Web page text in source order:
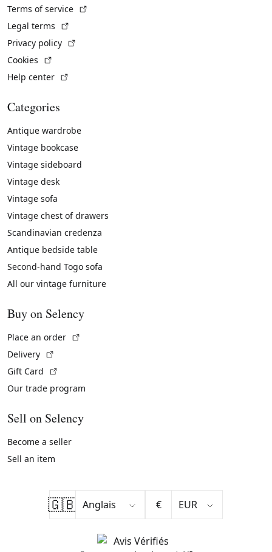
Terms of service
Legal terms
Privacy policy
Cookies
Help center
Categories
Antique wardrobe
Vintage bookcase
Vintage sideboard
Vintage desk
Vintage sofa
Vintage chest of drawers
Scandinavian credenza
Antique bedside table
Second-hand Togo sofa
All our vintage furniture
Buy on Selency
Place an order
Delivery
Gift Card
Our trade program
Sell on Selency
Become a seller
Sell an item
🇬🇧 €